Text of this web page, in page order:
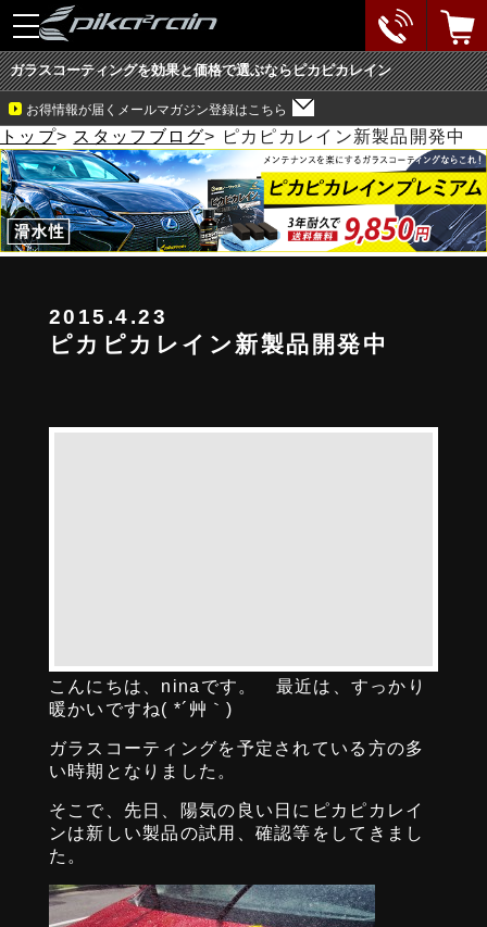
toggle
navigation
ガラスコーティングを効果と価格で選ぶならピカピカレイン
お得情報が届くメールマガジン登録はこちら
トップ> スタッフブログ> ピカピカレイン新製品開発中
2015.4.23
ピカピカレイン新製品開発中
こんにちは、ninaです。 最近は、すっかり
暖かいですね( *´艸｀)
ガラスコーティングを予定されている方の多
い時期となりました。
そこで、先日、陽気の良い日にピカピカレイ
ンは新しい製品の試用、確認等をしてきまし
た。